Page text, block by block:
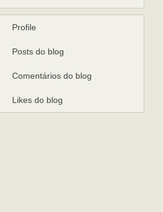
Profile
Posts do blog
Comentários do blog
Likes do blog